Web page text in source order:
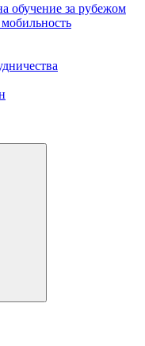
обучение за рубежом